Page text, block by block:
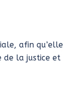
afin qu’elle
de la justice et